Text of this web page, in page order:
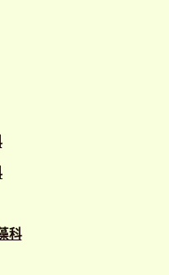
科